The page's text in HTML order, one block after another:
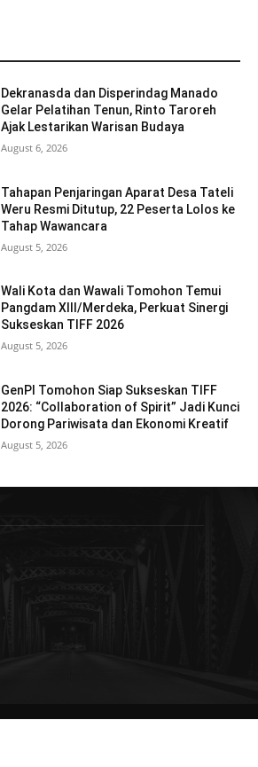
Dekranasda dan Disperindag Manado
Gelar Pelatihan Tenun, Rinto Taroreh
Ajak Lestarikan Warisan Budaya
August 6, 2026
Tahapan Penjaringan Aparat Desa Tateli
Weru Resmi Ditutup, 22 Peserta Lolos ke
Tahap Wawancara
August 5, 2026
Wali Kota dan Wawali Tomohon Temui
Pangdam XIII/Merdeka, Perkuat Sinergi
Sukseskan TIFF 2026
August 5, 2026
GenPI Tomohon Siap Sukseskan TIFF
2026: “Collaboration of Spirit” Jadi Kunci
Dorong Pariwisata dan Ekonomi Kreatif
August 5, 2026